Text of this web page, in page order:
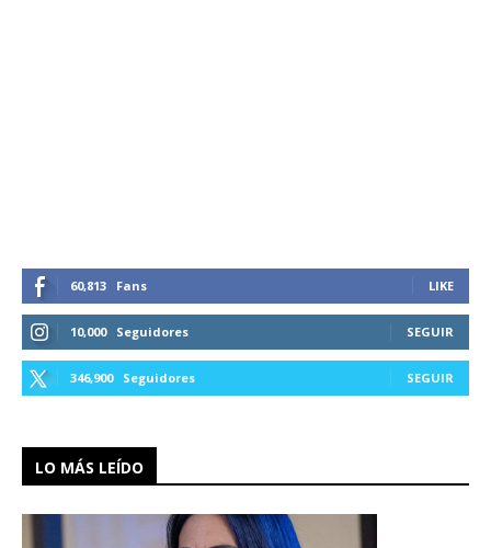
60,813 Fans LIKE
10,000 Seguidores SEGUIR
346,900 Seguidores SEGUIR
LO MÁS LEÍDO